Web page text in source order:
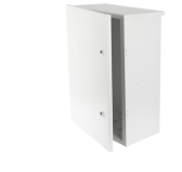
SDServidores
de Estado
Sólido
(SSD)